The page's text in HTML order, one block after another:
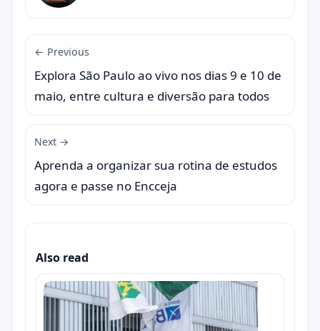
← Previous
Explora São Paulo ao vivo nos dias 9 e 10 de
maio, entre cultura e diversão para todos
Next →
Aprenda a organizar sua rotina de estudos
agora e passe no Encceja
Also read